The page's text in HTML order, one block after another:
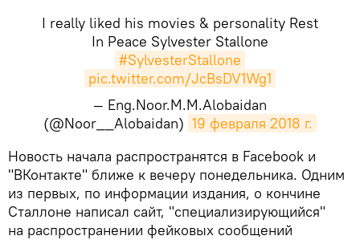
I really liked his movies & personality Rest
In Peace Sylvester Stallone
#SylvesterStallone
pic.twitter.com/JcBsDV1Wg1
— Eng.Noor.M.M.Alobaidan
(@Noor__Alobaidan) 19 февраля 2018 г.
​Новость начала распространятся в Facebook и
"ВКонтакте" ближе к вечеру понедельника. Одним
из первых, по информации издания, о кончине
Сталлоне написал сайт, "специализирующийся"
на распространении фейковых сообщений